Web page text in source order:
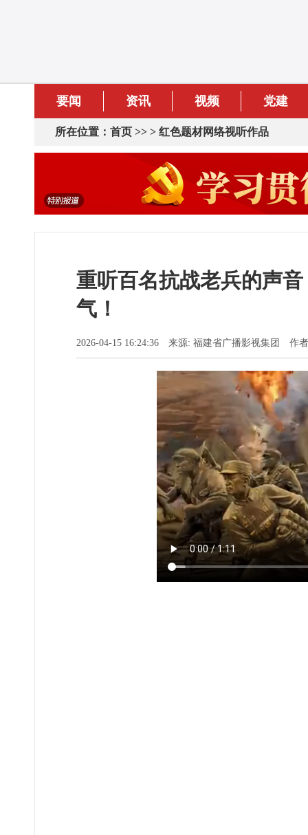
要闻 资讯 视频 党建
所在位置： 首页 >> > 红色题材网络视听作品
重听百名抗战老兵的声
气！
2026-04-15 16:24:36 来源: 福建省广播影视集团 作